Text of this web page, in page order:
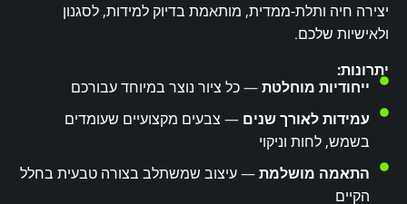
יצירה חיה ותלת-ממדית, מותאמת בדיוק למידות, לסגנון
ולאישיות שלכם.
יתרונות:
ייחודיות מוחלטת— כל ציור נוצר במיוחד עבורכם
עמידות לאורך שנים — צבעים מקצועיים שעומדים
בשמש, לחות וניקוי
התאמה מושלמת— עיצוב שמשתלב בצורה טבעית בחלל
הקיים